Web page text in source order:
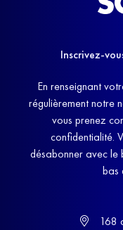
Inscrivez-
En renseignant
régulièrement notre
vous prenez
confidentialité.
désabonner avec le
bas
168